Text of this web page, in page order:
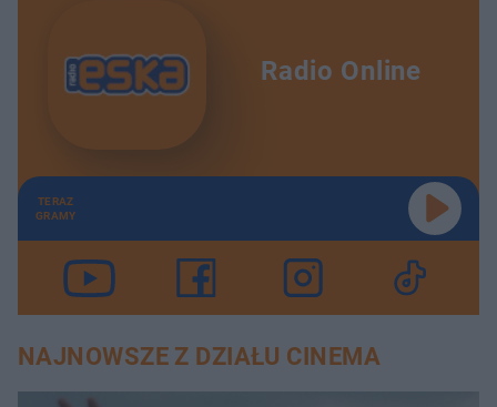
Radio Online
TERAZ
GRAMY
NAJNOWSZE Z DZIAŁU CINEMA